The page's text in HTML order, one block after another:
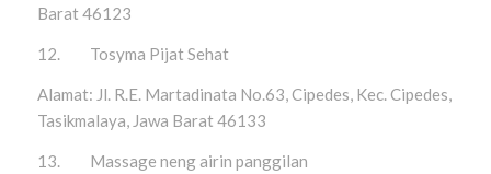
Barat 46123
12. Tosyma Pijat Sehat
Alamat: Jl. R.E. Martadinata No.63, Cipedes, Kec. Cipedes,
Tasikmalaya, Jawa Barat 46133
13. Massage neng airin panggilan